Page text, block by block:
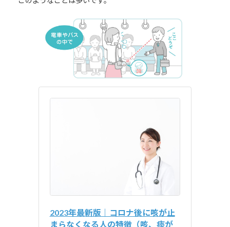
2023年最新版｜コロナ後に咳が止
まらなくなる人の特徴（咳、痰が